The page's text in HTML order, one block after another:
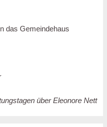
das Gemeindehaus
über Eleonore Nett